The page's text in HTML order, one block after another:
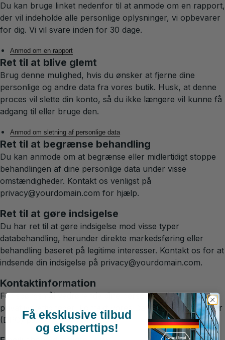
Du kan bruge linket nedenfor til at anmode om en rapport,
der vil indeholde alle personlige oplysninger, vi opbevarer
for dig. Vi vil svare inden for 30 dage.
Anmod om en rapport
Ret til at blive glemt
Brug denne mulighed, hvis du ønsker at fjerne dine
personlige og andre data fra vores butik. Husk, at denne
proces vil slette din konto, så du ikke længere vil kunne få
adgang til eller bruge den.
Anmod om sletning af personlige data
Ret til at begrænse behandling
Du kan anmode om at begrænse eller midlertidigt stoppe
behandlingen af dine personlige data under visse
omstændigheder. Kontakt os venligst på
privacy@yourdomain.com for hjælp.
Ret til at gøre indsigelse
Du har ret til at gøre indsigelse mod visse typer
databehandling, herunder direkte markedsføring eller
behandling baseret på legitime interesser. Kontakt os for at
indsende din indsigelse på privacy@yourdomain.com.
Kontaktinformation
For spørgsmål vedrørende dine personlige data eller
privatlivsrettigheder, kontakt vores Data Protection Officer
(DPO) på:Få eksklusive tilbud
og eksperttips!